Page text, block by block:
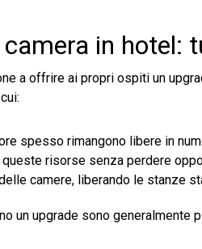
camera in hotel:
a offrire ai propri ospiti un
spesso rimangono libere in
risorse senza perdere
camere, liberando le stanze
un upgrade sono